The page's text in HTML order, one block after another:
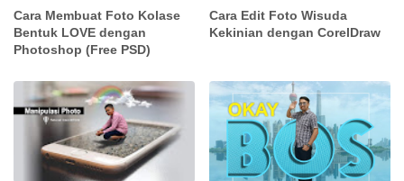
Cara Membuat Foto Kolase
Bentuk LOVE dengan
Photoshop (Free PSD)
Cara Edit Foto Wisuda
Kekinian dengan CorelDraw